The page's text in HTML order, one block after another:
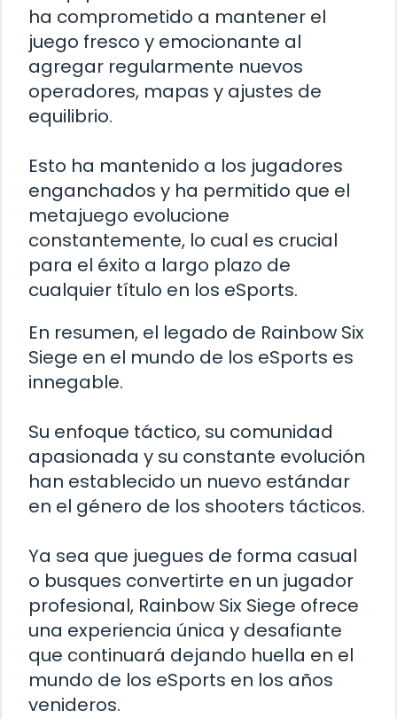
ha comprometido a mantener el
juego fresco y emocionante al
agregar regularmente nuevos
operadores, mapas y ajustes de
equilibrio.
Esto ha mantenido a los jugadores
enganchados y ha permitido que el
metajuego evolucione
constantemente, lo cual es crucial
para el éxito a largo plazo de
cualquier título en los eSports.
En resumen, el legado de Rainbow Six
Siege en el mundo de los eSports es
innegable.
Su enfoque táctico, su comunidad
apasionada y su constante evolución
han establecido un nuevo estándar
en el género de los shooters tácticos.
Ya sea que juegues de forma casual
o busques convertirte en un jugador
profesional, Rainbow Six Siege ofrece
una experiencia única y desafiante
que continuará dejando huella en el
mundo de los eSports en los años
venideros.